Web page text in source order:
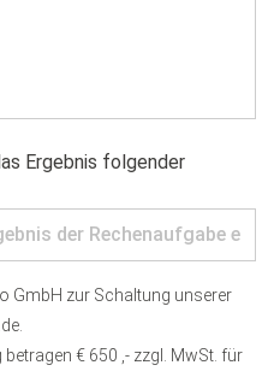
Ergebnis folgender
GmbH zur Schaltung unserer
€ 650 ,- zzgl. MwSt. für